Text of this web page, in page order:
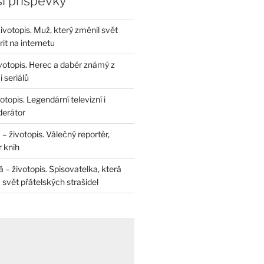
Muž, který změnil svět
na internetu
Herec a dabér známý z
seriálů
Legendární televizní i
životopis. Válečný reportér,
knih
– životopis. Spisovatelka, která
přátelských strašidel